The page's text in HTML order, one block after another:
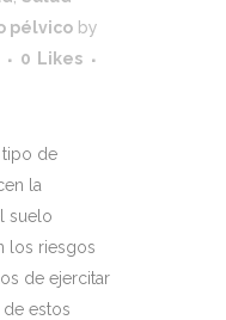
pélvico by
0 Likes
tipo de
la
suelo
los riesgos
de ejercitar
estos